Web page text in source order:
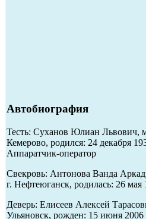
Автобиография
Тесть: Суханов Юлиан Львович,
Кемерово, родился: 24 декабря
Аппаратчик-оператор
Свекровь: Антонова Ванда
г. Нефтеюганск, родилась: 26 мая
Деверь: Елисеев Алексей
Ульяновск, рожден: 15 июня 2006